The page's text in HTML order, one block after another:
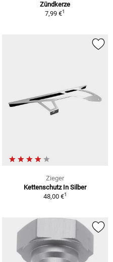
Zündkerze
7,99 €1
Zieger
Kettenschutz In Silber
48,00 €1